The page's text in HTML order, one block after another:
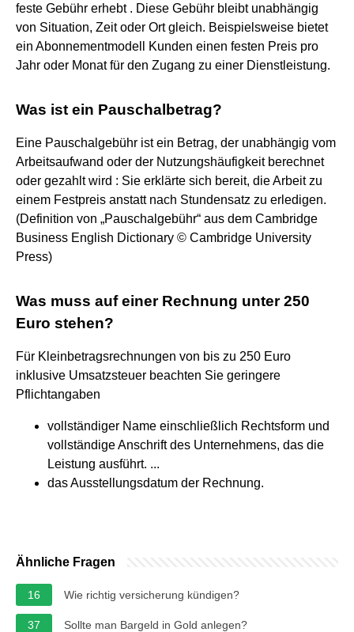
feste Gebühr erhebt . Diese Gebühr bleibt unabhängig
von Situation, Zeit oder Ort gleich. Beispielsweise bietet
ein Abonnementmodell Kunden einen festen Preis pro
Jahr oder Monat für den Zugang zu einer Dienstleistung.
Was ist ein Pauschalbetrag?
Eine Pauschalgebühr ist ein Betrag, der unabhängig vom
Arbeitsaufwand oder der Nutzungshäufigkeit berechnet
oder gezahlt wird : Sie erklärte sich bereit, die Arbeit zu
einem Festpreis anstatt nach Stundensatz zu erledigen.
(Definition von „Pauschalgebühr“ aus dem Cambridge
Business English Dictionary © Cambridge University
Press)
Was muss auf einer Rechnung unter 250
Euro stehen?
Für Kleinbetragsrechnungen von bis zu 250 Euro
inklusive Umsatzsteuer beachten Sie geringere
Pflichtangaben
vollständiger Name einschließlich Rechtsform und
vollständige Anschrift des Unternehmens, das die
Leistung ausführt. ...
das Ausstellungsdatum der Rechnung.
Ähnliche Fragen
16 Wie richtig versicherung kündigen?
37 Sollte man Bargeld in Gold anlegen?